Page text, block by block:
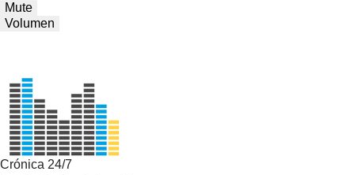
Mute
Volumen
Crónica 24/7